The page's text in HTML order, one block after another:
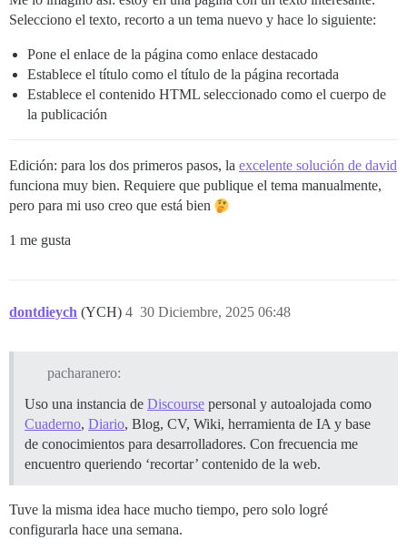
Selecciono el texto, recorto a un tema nuevo y hace lo siguiente:
Pone el enlace de la página como enlace destacado
Establece el título como el título de la página recortada
Establece el contenido HTML seleccionado como el cuerpo de
la publicación
Edición: para los dos primeros pasos, la excelente solución de david
funciona muy bien. Requiere que publique el tema manualmente,
pero para mi uso creo que está bien
1 me gusta
dontdieych (YCH) 30 Diciembre, 2025 06:48
4
pacharanero:
Uso una instancia de Discourse personal y autoalojada como
Cuaderno, Diario, Blog, CV, Wiki, herramienta de IA y base
de conocimientos para desarrolladores. Con frecuencia me
encuentro queriendo ‘recortar’ contenido de la web.
Tuve la misma idea hace mucho tiempo, pero solo logré
configurarla hace una semana.